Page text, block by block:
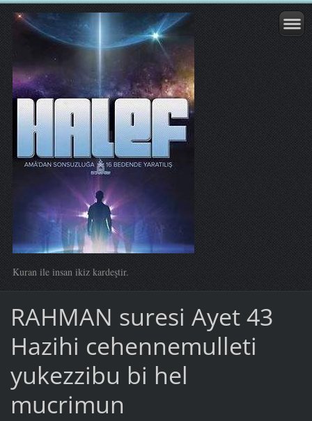
Kuran ile insan ikiz kardeştir.
RAHMAN suresi Ayet 43
Hazihi cehennemulleti
yukezzibu bi hel
mucrimun